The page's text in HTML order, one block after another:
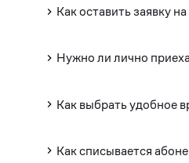
Как оставить заявку
Нужно ли лично
Как выбрать удобное
Как списывается